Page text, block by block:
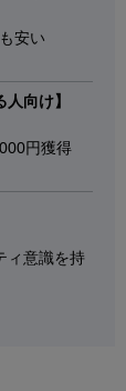
安い
向け】
円獲得
ィ意識を持